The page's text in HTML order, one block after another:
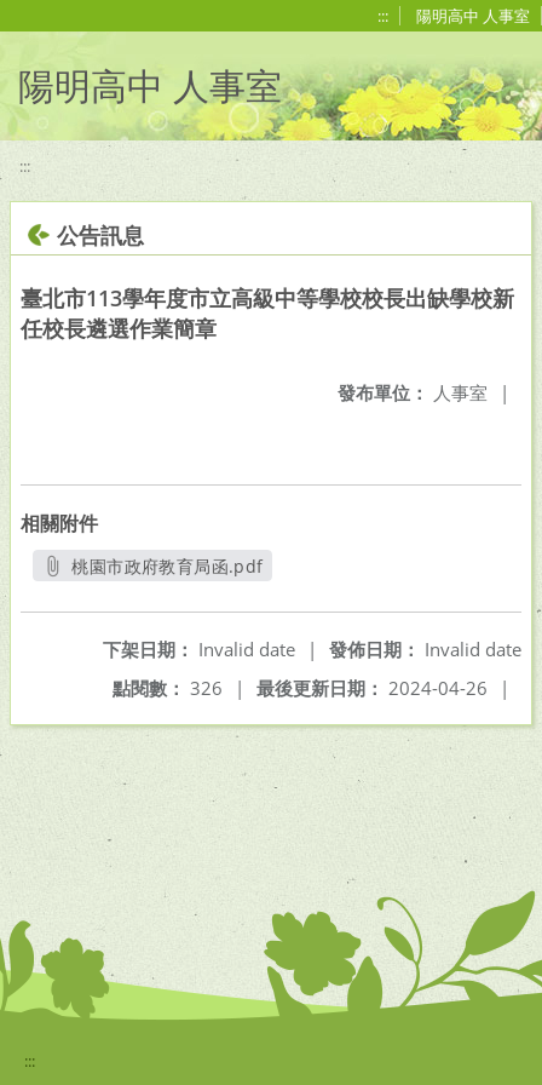
::: 陽明高中 人事室
陽明高中 人事室
:::
公告訊息
臺北市113學年度市立高級中等學校校長出缺學校新
任校長遴選作業簡章
發布單位： 人事室 |
相關附件
桃園市政府教育局函.pdf
發佈日期： Invalid date
下架日期： Invalid date
|
最後更新日期： 2024-04-26 |
點閱數： 326 |
:::